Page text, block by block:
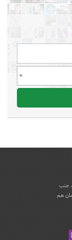
جنب
هم